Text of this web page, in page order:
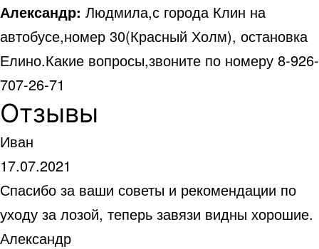
Александр: Людмила,с города Клин на
автобусе,номер 30(Красный Холм), остановка
Елино.Какие вопросы,звоните по номеру 8-926-
707-26-71
Отзывы
Иван
17.07.2021
Спасибо за ваши советы и рекомендации по
уходу за лозой, теперь завязи видны хорошие.
Александр